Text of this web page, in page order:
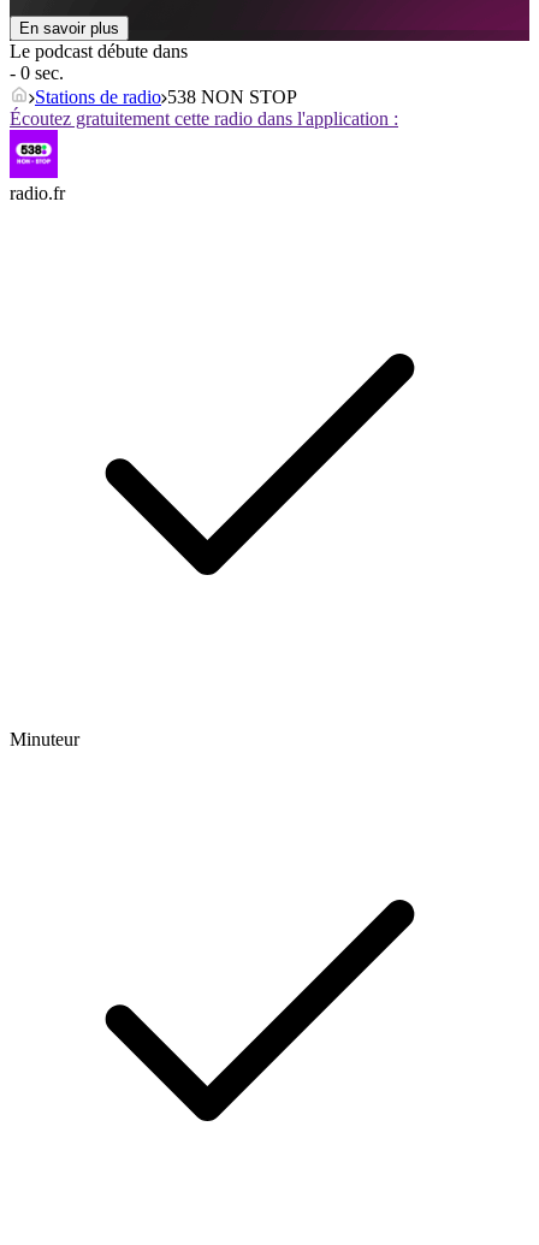
En savoir plus
Le podcast débute dans
- 0 sec.
Stations de radio 538 NON STOP
Écoutez gratuitement cette radio dans l'application :
radio.fr
Minuteur